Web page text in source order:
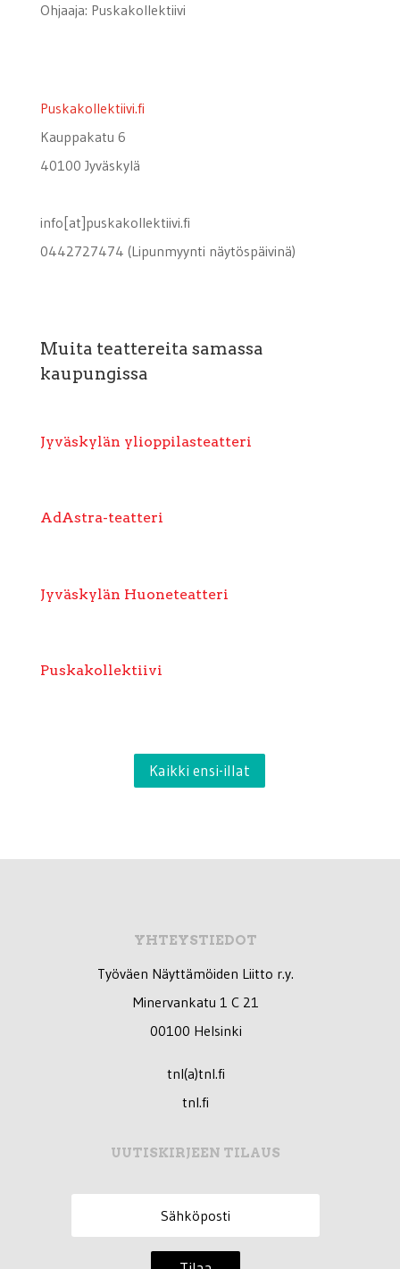
Ohjaaja: Puskakollektiivi
Puskakollektiivi.fi
Kauppakatu 6
40100 Jyväskylä
info[at]puskakollektiivi.fi
0442727474 (Lipunmyynti näytöspäivinä)
Muita teattereita samassa
kaupungissa
Jyväskylän ylioppilasteatteri
AdAstra-teatteri
Jyväskylän Huoneteatteri
Puskakollektiivi
Kaikki ensi-illat
YHTEYSTIEDOT
Työväen Näyttämöiden Liitto r.y.
Minervankatu 1 C 21
00100 Helsinki
tnl(a)tnl.fi
tnl.fi
UUTISKIRJEEN TILAUS